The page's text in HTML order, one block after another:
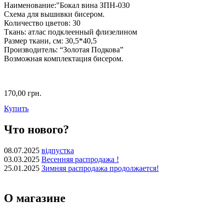
Наименование:"Бокал вина ЗПН-030
Схема для вышивки бисером.
Количество цветов: 30
Ткань: атлас подклеенный флизелином
Размер ткани, см: 30,5*40,5
Производитель: “Золотая Подкова”
Возможная комплектация бисером.
170,00 грн.
Купить
Что нового?
08.07.2025 відпустка
03.03.2025 Весенняя распродажа !
25.01.2025 Зимняя распродажа продолжается!
О магазине